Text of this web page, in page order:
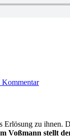
Kommentar629:
–
Erlösung zu ihnen.
Voßmann stellt